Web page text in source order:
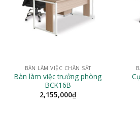
BÀN LÀM VIỆC CHÂN SẮT
Bàn làm việc trưởng phòng
BCK16B
2,155,000₫